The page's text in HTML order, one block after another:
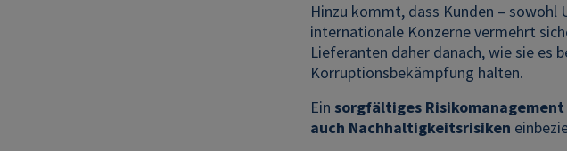
Hinzu kommt, dass Kunden – sowohl
internationale Konzerne vermehrt
Lieferanten daher danach, wie sie es
Korruptionsbekämpfung halten.
Ein sorgfältiges
auch Nachhaltigkeitsrisiken